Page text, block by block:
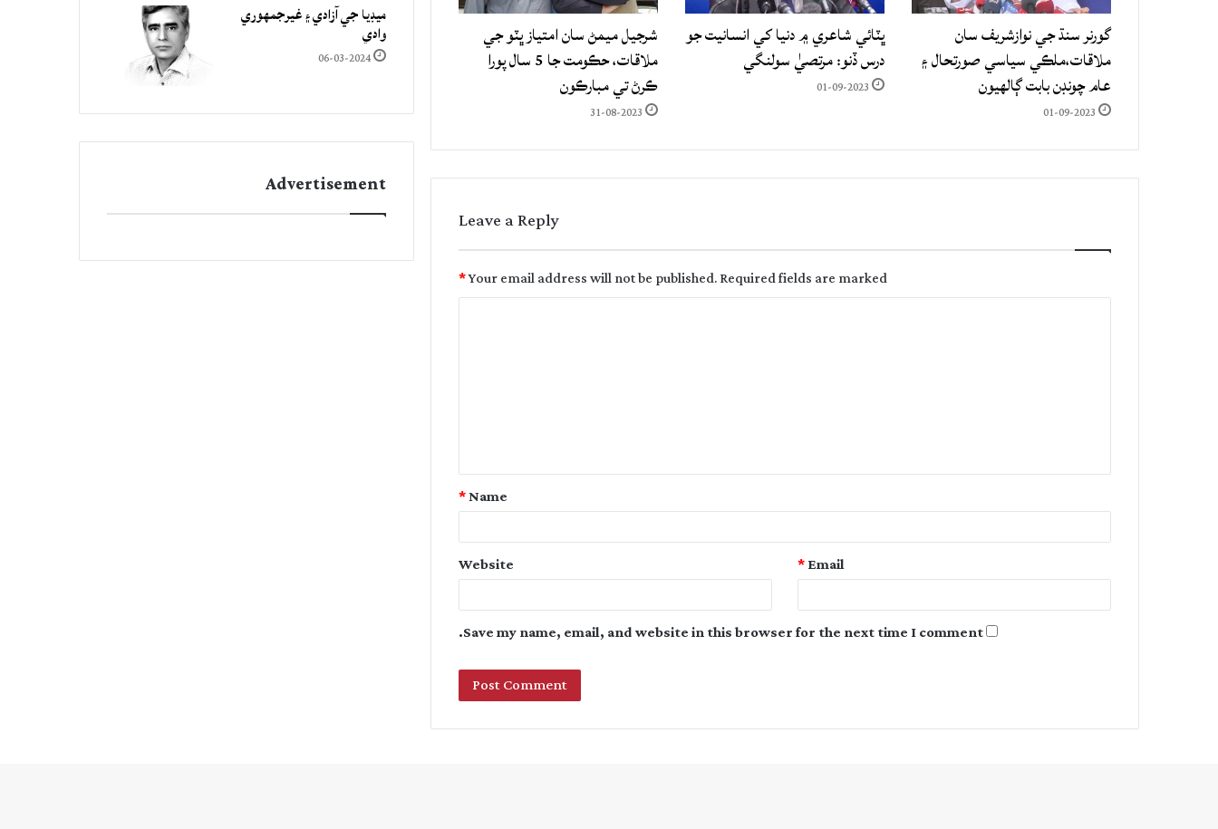
گورنر سنڌ جي نوازشريف سان
ملاقات،ملڪي سياسي صورتحال ۽
عام چونڊن بابت ڳالهيون
01-09-2023
ڀٽائي شاعري ۾ دنيا کي انسانيت جو
درس ڏنو: مرتصيٰ سولنگي
01-09-2023
شرجيل ميمڻ سان امتياز ڀٽو جي
ملاقات، حڪومت جا 5 سال پورا
ڪرڻ تي مبارڪون
31-08-2023
Leave a Reply
Your email address will not be published.Required fields are marked
*
t
Name
*
Email
*
Website
Save my name, email, and website in this browser for the next time I comment.
ميڊيا جي آزادي ۽ غيرجمھوري
وادي
06-03-2024
Advertisement